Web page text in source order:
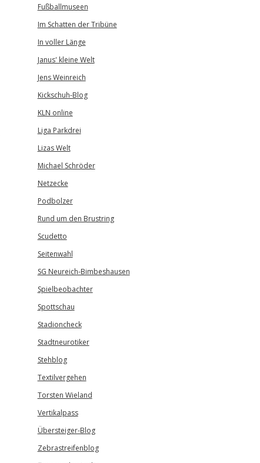
Fußballmuseen
Im Schatten der Tribüne
In voller Länge
Janus' kleine Welt
Jens Weinreich
Kickschuh-Blog
KLN online
Liga Parkdrei
Lizas Welt
Michael Schröder
Netzecke
Podbolzer
Rund um den Brustring
Scudetto
Seitenwahl
SG Neureich-Bimbeshausen
Spielbeobachter
Spottschau
Stadioncheck
Stadtneurotiker
Stehblog
Textilvergehen
Torsten Wieland
Vertikalpass
Übersteiger-Blog
Zebrastreifenblog